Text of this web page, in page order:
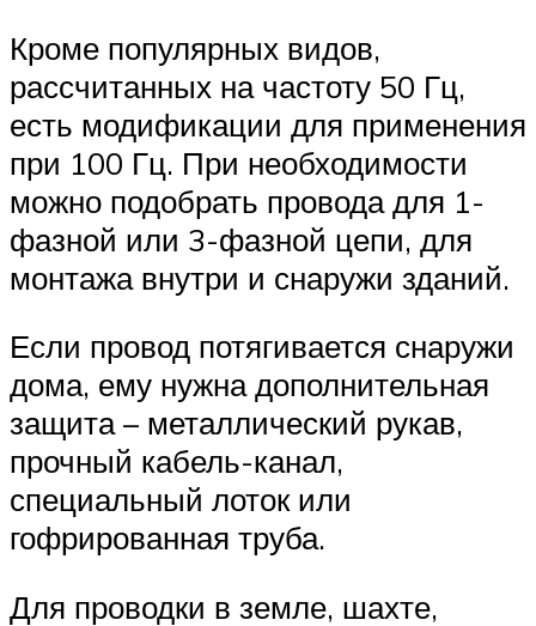
Кроме популярных видов,
рассчитанных на частоту 50 Гц,
есть модификации для применения
при 100 Гц. При необходимости
можно подобрать провода для 1-
фазной или 3-фазной цепи, для
монтажа внутри и снаружи зданий.
Если провод потягивается снаружи
дома, ему нужна дополнительная
защита – металлический рукав,
прочный кабель-канал,
специальный лоток или
гофрированная труба.
Для проводки в земле, шахте,